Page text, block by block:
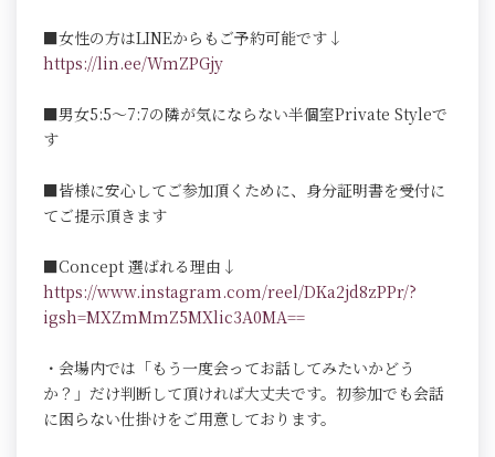
■女性の方はLINEからもご予約可能です↓
https://lin.ee/WmZPGjy
■男女5:5～7:7の隣が気にならない半個室Private Styleで
す
■皆様に安心してご参加頂くために、身分証明書を受付に
てご提示頂きます
■Concept 選ばれる理由↓
https://www.instagram.com/reel/DKa2jd8zPPr/?
igsh=MXZmMmZ5MXlic3A0MA==
・会場内では「もう一度会ってお話してみたいかどう
か？」だけ判断して頂ければ大丈夫です。初参加でも会話
に困らない仕掛けをご用意しております。